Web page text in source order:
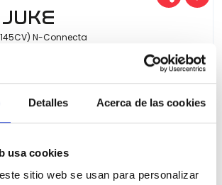
Detalles Acerca de las cookies
usa cookies
sitio web se usan para personalizar
N-Connecta
340,92€
Precio al contado: 23.900 €